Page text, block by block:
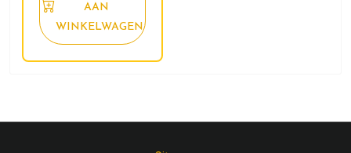
AAN
WINKELWAGEN